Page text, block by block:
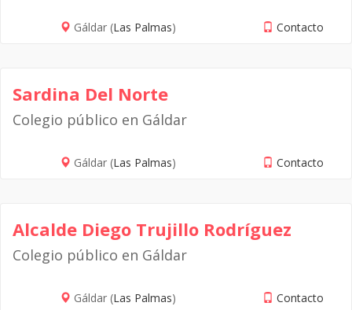
Gáldar (Las Palmas) Contacto
Sardina Del Norte
Colegio público en Gáldar
Gáldar (Las Palmas) Contacto
Alcalde Diego Trujillo Rodríguez
Colegio público en Gáldar
Gáldar (Las Palmas) Contacto